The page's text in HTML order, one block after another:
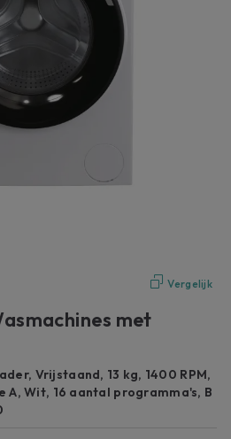
Vergelijk
met
Vrijstaand, 13 kg, 1400 RPM,
Wit, 16 aantal programma's, B